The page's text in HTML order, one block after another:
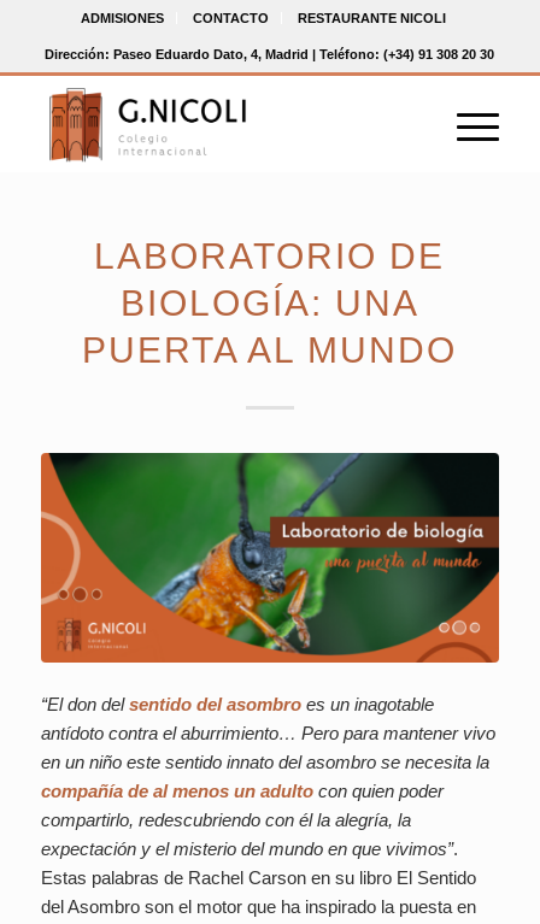
ADMISIONES CONTACTO RESTAURANTE NICOLI
Dirección: Paseo Eduardo Dato, 4, Madrid | Teléfono: (+34) 91 308 20 30
LABORATORIO DE
BIOLOGÍA: UNA
PUERTA AL MUNDO
“El don delsentido del asombroes un inagotable
antídoto contra el aburrimiento… Pero para mantener vivo
en un niño este sentido innato del asombro se necesita la
compañía de al menos un adultocon quien poder
compartirlo, redescubriendo con él la alegría, la
expectación y el misterio del mundo en que vivimos”.
Estas palabras de Rachel Carson en su libro El Sentido
del Asombroson el motor que ha inspirado la puesta en